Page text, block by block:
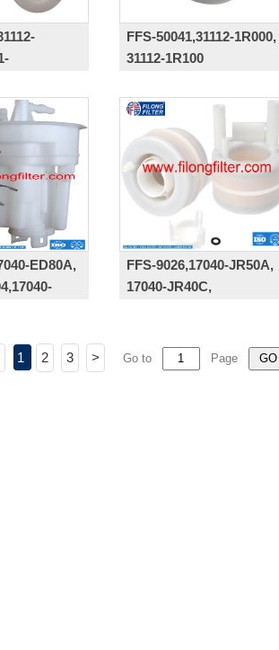
FFS-50041,31112-1R000,
31112-1R100
ED80A,
FFS-9026,17040-JR50A,
17040-JR40C,
1 2 3 > Go to Page